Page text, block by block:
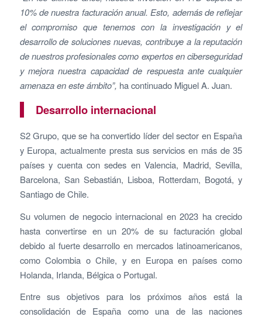
10% de nuestra facturación anual. Esto, además de reflejar
el compromiso que tenemos con la investigación y el
desarrollo de soluciones nuevas, contribuye a la reputación
de nuestros profesionales como expertos en ciberseguridad
y mejora nuestra capacidad de respuesta ante cualquier
amenaza en este ámbito”, ha continuado Miguel A. Juan.
Desarrollo internacional
S2 Grupo, que se ha convertido líder del sector en España
y Europa, actualmente presta sus servicios en más de 35
países y cuenta con sedes en Valencia, Madrid, Sevilla,
Barcelona, San Sebastián, Lisboa, Rotterdam, Bogotá, y
Santiago de Chile.
Su volumen de negocio internacional en 2023 ha crecido
hasta convertirse en un 20% de su facturación global
debido al fuerte desarrollo en mercados latinoamericanos,
como Colombia o Chile, y en Europa en países como
Holanda, Irlanda, Bélgica o Portugal.
Entre sus objetivos para los próximos años está la
consolidación de España como una de las naciones